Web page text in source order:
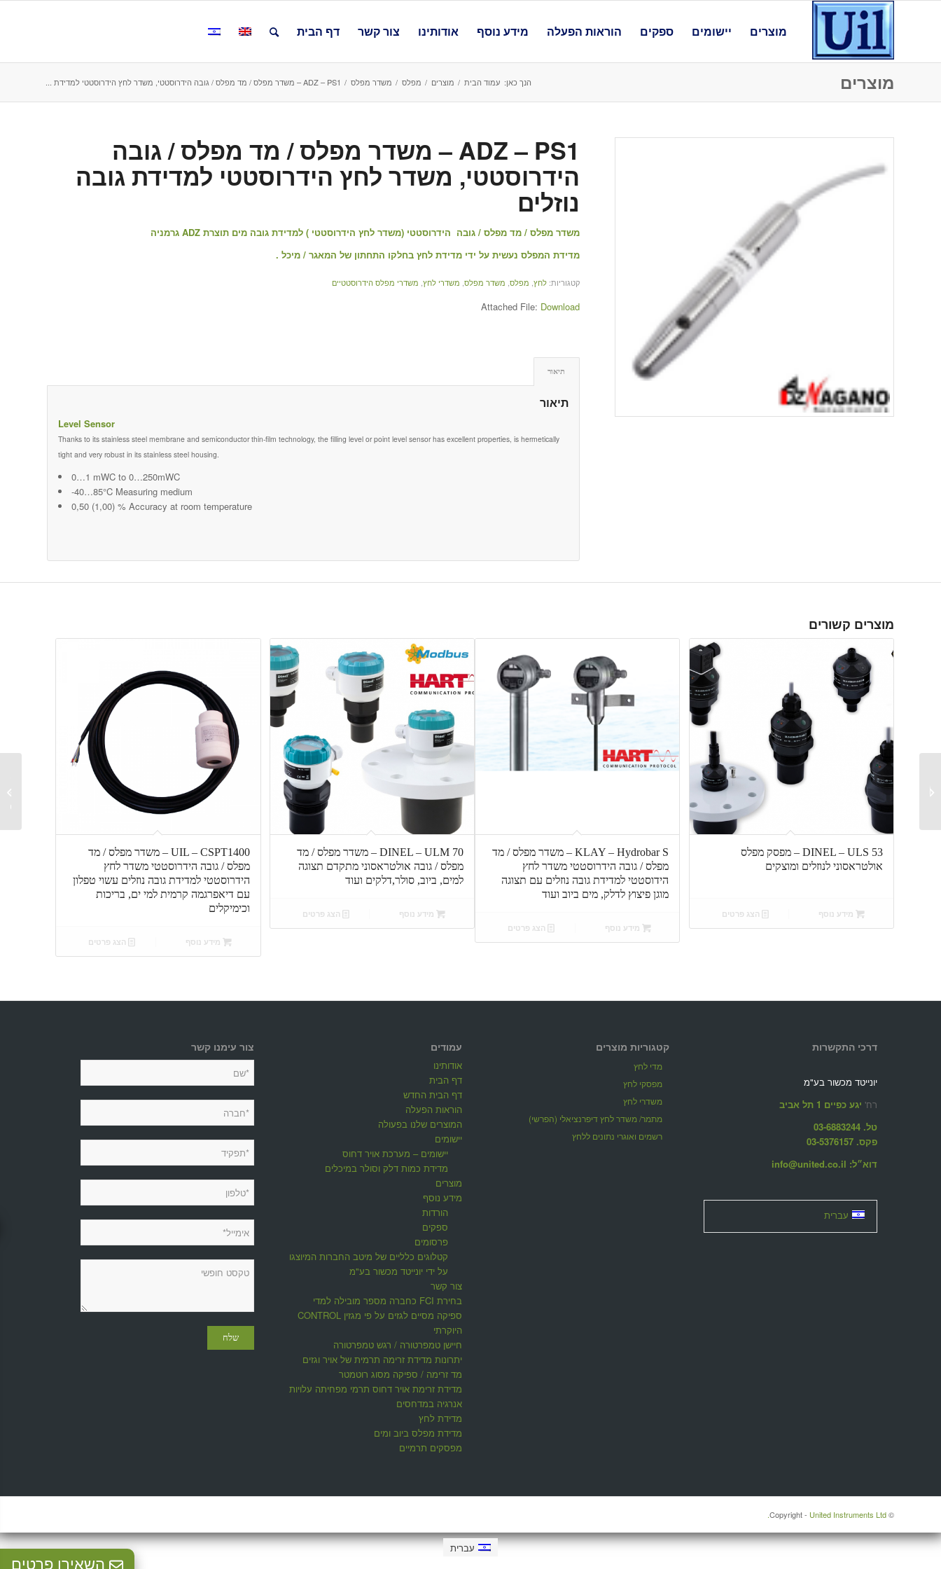
מוצרים יישומים ספקים הוראות הפעלה מידע נוסף אודותינו צור קשר דף הבית
מוצרים הנך כאן: עמוד הבית / מוצרים / מפלס / משדר מפלס / ADZ – PS1 – משדר מפלס / מד מפלס / גובה הידרוסטטי, משדר לחץ הידרוסטטי למדידת ...
ADZ – PS1 – משדר מפלס / מד מפלס / גובה
הידרוסטטי, משדר לחץ הידרוסטטי למדידת גובה
נוזלים
משדר מפלס / מד מפלס / גובה הידרוסטטי (משדר לחץ הידרוסטטי ) למדידת גובה מים תוצרת ADZ גרמניה
מדידת המפלס נעשית על ידי מדידת לחץ בחלקו התחתון של המאגר / מיכל .
קטגוריות:לחץ מפלס משדר מפלס משדרי לחץ משדרי מפלס הידרוסטטיים
Attached File: Download
תיאור
תיאור
Level Sensor
Thanks to its stainless steel membrane and semiconductor thin-film technology, the filling level or point level sensor has excellent properties, is hermetically
tight and very robust in its stainless steel housing.
0…1 mWC to 0…250mWC
-40…85°C Measuring medium
0,50 (1,00) % Accuracy at room temperature
מוצרים קשורים
DINEL – ULS 53 – מפסק מפלס
אולטראסוני לנוזלים ומוצקים
מידע נוסף הצג פרטים
KLAY – Hydrobar S – משדר מפלס / מד
מפלס / גובה הידרוסטטי משדר לחץ
הידוסטטי למדידת גובה נוזלים עם תצוגה
מוגן פיצוץ לדלק, מים ביוב ועוד
מידע נוסף הצג פרטים
DINEL – ULM 70 – משדר מפלס / מד
מפלס / גובה אולטראסוני מתקדם תצוגה
למים, ביוב, סולר,דלקים ועוד
מידע נוסף הצג פרטים
UIL – CSPT1400 – משדר מפלס / מד
מפלס / גובה הידרוסטטי משדר לחץ
הידרוסטטי למדידת גובה נוזלים עשוי טפלון
עם דיאפרגמה קרמית למי ים, בריכות
וכימיקלים
מידע נוסף הצג פרטים
צור עימנו קשר עמודים
אודותינו
דף הבית
דף הבית החדש
הוראות הפעלה
המוצרים שלנו בפעולה
יישומים
יישומים – מערכת אויר דחוס
מדידת כמות דלק וסולר במיכלים
מוצרים
מידע נוסף
הורדות
ספקים
פרסומים
קטלוגים כלליים של מיטב החברות המיוצגות
על ידי יונייטד מכשור בע"מ
צור קשר
בחירת FCI כחברה מספר מובילה למדי
ספיקה מסיים לגזים על פי מגזין CONTROL
היוקרתי
חיישן טמפרטורה / רגש טמפרטורה
יתרונות מדידת זרימה תרמית של אויר וגזים
מד זרימה / ספיקה מסוג רוטמטר
מדידת זרימת אויר דחוס תרמי מפחיתה עלויות
אנרגיה במדחסים
מדידת לחץ
מדידת מפלס ביוב ומים
מפסקים תרמיים
קטגוריות מוצרים
מדי לחץ
מפסקי לחץ
משדרי לחץ
מתמר/ משדר לחץ דיפרנציאלי (הפרשי)
רשמים ואוגרי נתונים ללחץ
דרכי התקשרות
יונייטד מכשור בע"מ
רח' יגע כפיים 1 תל אביב
טל. 03-6883244
פקס. 03-5376157
דוא״ל: info@united.co.il
עברית
© ‫Copyright -
United Instruments Ltd.
לחץ
ADZ – SHP – משדר
לחץ תעשייתי לדיוק גבוה
השאירו פרטים
עברית